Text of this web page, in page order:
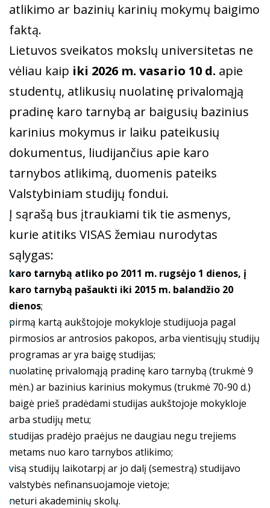
atlikimo ar bazinių karinių mokymų baigimo
faktą.
Lietuvos sveikatos mokslų universitetas ne
vėliau kaip iki 2026 m. vasario 10 d. apie
studentų, atlikusių nuolatinę privalomąją
pradinę karo tarnybą ar baigusių bazinius
karinius mokymus ir laiku pateikusių
dokumentus, liudijančius apie karo
tarnybos atlikimą, duomenis pateiks
Valstybiniam studijų fondui.
Į sąrašą bus įtraukiami tik tie asmenys,
kurie atitiks VISAS žemiau nurodytas
sąlygas:
karo tarnybą atliko po 2011 m. rugsėjo 1 dienos, į
karo tarnybą pašaukti iki 2015 m. balandžio 20
dienos;
pirmą kartą aukštojoje mokykloje studijuoja pagal
pirmosios ar antrosios pakopos, arba vientisųjų studijų
programas ar yra baigę studijas;
nuolatinę privalomąją pradinę karo tarnybą (trukmė 9
mėn.) ar bazinius karinius mokymus (trukmė 70-90 d.)
baigė prieš pradėdami studijas aukštojoje mokykloje
arba studijų metu;
studijas pradėjo praėjus ne daugiau negu trejiems
metams nuo karo tarnybos atlikimo;
visą studijų laikotarpį ar jo dalį (semestrą) studijavo
valstybės nefinansuojamoje vietoje;
neturi akademinių skolų.